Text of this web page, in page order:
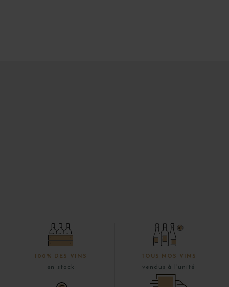
100% DES VINS
en stock
TOUS NOS VINS
vendus à l'unité